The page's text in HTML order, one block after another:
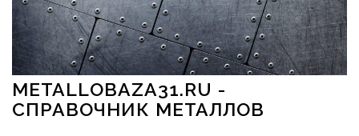
Перейти к содержимому
METALLOBAZA31.RU -
СПРАВОЧНИК МЕТАЛЛОВ